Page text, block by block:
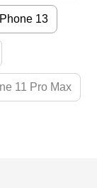
13
11 Pro Max